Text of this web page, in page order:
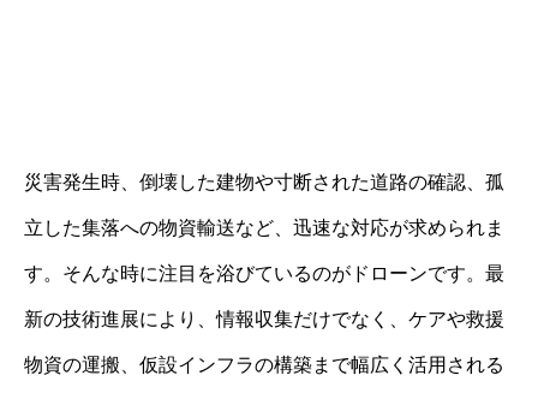
災害発生時、倒壊した建物や寸断された道路の確認、孤
立した集落への物資輸送など、迅速な対応が求められま
す。そんな時に注目を浴びているのがドローンです。最
新の技術進展により、情報収集だけでなく、ケアや救援
物資の運搬、仮設インフラの構築まで幅広く活用される